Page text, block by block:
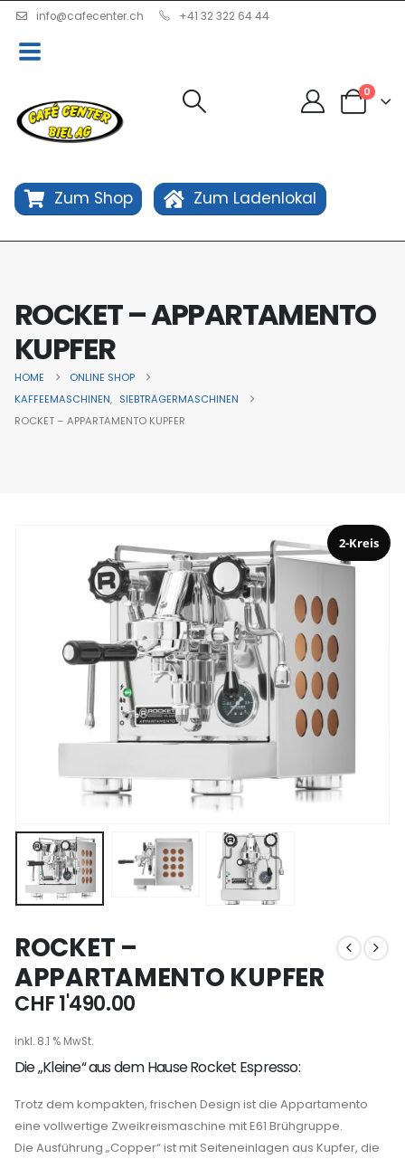
info@cafecenter.ch +41 32 322 64 44
0
Zum Shop Zum Ladenlokal
ROCKET – APPARTAMENTO
KUPFER
HOME
ONLINE SHOP
KAFFEEMASCHINEN, SIEBTRÄGERMASCHINEN
ROCKET – APPARTAMENTO KUPFER
2-Kreis
ROCKET –
APPARTAMENTO KUPFER
CHF1'490.00
inkl. 8.1 % MwSt.
Die „Kleine“ aus dem Hause Rocket Espresso:
Trotz dem kompakten, frischen Design ist die Appartamento
eine vollwertige Zweikreismaschine mit E61 Brühgruppe.
Die Ausführung „Copper“ ist mit Seiteneinlagen aus Kupfer, die